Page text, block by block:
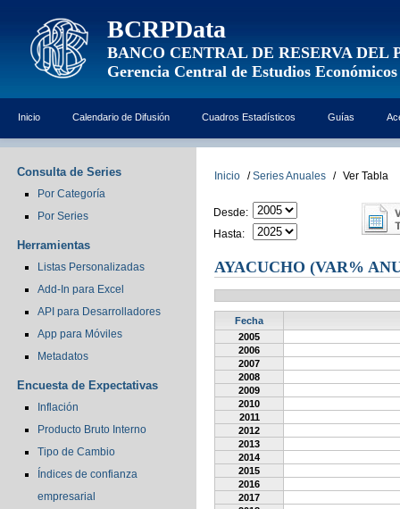
BCRPData
BANCO CENTRAL DE RESERVA DEL
Gerencia Central de Estudios Económicos
Inicio Calendario de Difusión Cuadros Estadísticos Guías
Consulta de Series
Por Categoría
Por Series
Herramientas
Listas Personalizadas
Add-In para Excel
API para Desarrolladores
App para Móviles
Metadatos
Encuesta de Expectativas
Inflación
Producto Bruto Interno
Tipo de Cambio
Índices de confianza
empresarial
Inicio / Series Anuales / Ver Tabla
Desde:
Hasta:
AYACUCHO (VAR%
Fecha
2005
2006
2007
2008
2009
2010
2011
2012
2013
2014
2015
2016
2017